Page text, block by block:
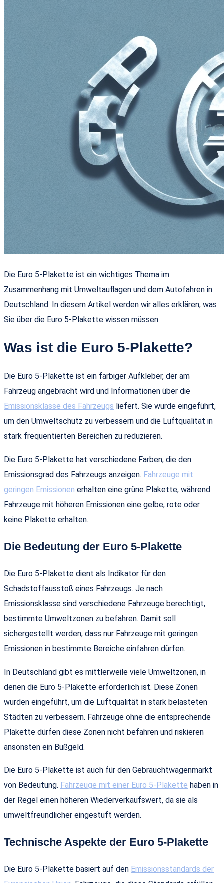
Die Euro 5-Plakette ist ein wichtiges Thema im
Zusammenhang mit Umweltauflagen und dem Autofahren in
Deutschland. In diesem Artikel werden wir alles erklären, was
Sie über die Euro 5-Plakette wissen müssen.
Was ist die Euro 5-Plakette?
Die Euro 5-Plakette ist ein farbiger Aufkleber, der am
Fahrzeug angebracht wird und Informationen über die
Emissionsklasse des Fahrzeugs liefert. Sie wurde eingeführt,
um den Umweltschutz zu verbessern und die Luftqualität in
stark frequentierten Bereichen zu reduzieren.
Die Euro 5-Plakette hat verschiedene Farben, die den
Emissionsgrad des Fahrzeugs anzeigen. Fahrzeuge mit
geringen Emissionen erhalten eine grüne Plakette, während
Fahrzeuge mit höheren Emissionen eine gelbe, rote oder
keine Plakette erhalten.
Die Bedeutung der Euro 5-Plakette
Die Euro 5-Plakette dient als Indikator für den
Schadstoffausstoß eines Fahrzeugs. Je nach
Emissionsklasse sind verschiedene Fahrzeuge berechtigt,
bestimmte Umweltzonen zu befahren. Damit soll
sichergestellt werden, dass nur Fahrzeuge mit geringen
Emissionen in bestimmte Bereiche einfahren dürfen.
In Deutschland gibt es mittlerweile viele Umweltzonen, in
denen die Euro 5-Plakette erforderlich ist. Diese Zonen
wurden eingeführt, um die Luftqualität in stark belasteten
Städten zu verbessern. Fahrzeuge ohne die entsprechende
Plakette dürfen diese Zonen nicht befahren und riskieren
ansonsten ein Bußgeld.
Die Euro 5-Plakette ist auch für den Gebrauchtwagenmarkt
von Bedeutung. Fahrzeuge mit einer Euro 5-Plakette haben in
der Regel einen höheren Wiederverkaufswert, da sie als
umweltfreundlicher eingestuft werden.
Technische Aspekte der Euro 5-Plakette
Die Euro 5-Plakette basiert auf den Emissionsstandards der